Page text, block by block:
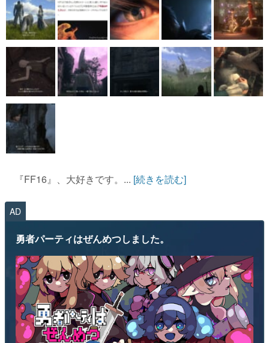
『FF16』、大好きです。... [続きを読む]
AD
勇者パーティはぜんめつしました。